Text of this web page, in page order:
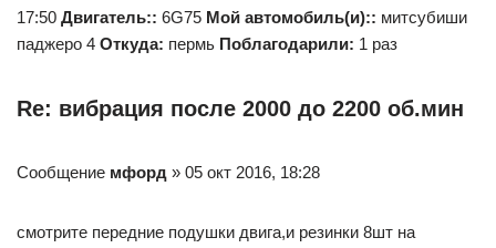
17:50 Двигатель:: 6G75 Мой автомобиль(и):: митсубиши
паджеро 4 Откуда: пермь Поблагодарили: 1 раз
Re: вибрация после 2000 до 2200 об.мин
Сообщение мфорд » 05 окт 2016, 18:28
смотрите передние подушки двига,и резинки 8шт на